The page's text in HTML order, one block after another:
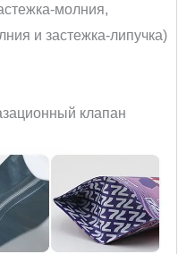
молния,
и застежка-липучка)
клапан